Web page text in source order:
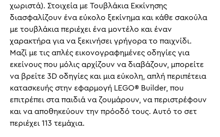
χωριστά). Στοιχεία με Τουβλάκια Εκκίνησης
διασφαλίζουν ένα εύκολο ξεκίνημα και κάθε σακούλα
με τουβλάκια περιέχει ένα μοντέλο και έναν
χαρακτήρα για να ξεκινήσει γρήγορα το παιχνίδι.
Μαζί με τις απλές εικονογραφημένες οδηγίες για
εκείνους που μόλις αρχίζουν να διαβάζουν, μπορείτε
να βρείτε 3D οδηγίες και μια εύκολη, απλή περιπέτεια
κατασκευής στην εφαρμογή LEGO® Builder, που
επιτρέπει στα παιδιά να ζουμάρουν, να περιστρέφουν
και να αποθηκεύουν την πρόοδό τους. Αυτό το σετ
περιέχει 113 τεμάχια.